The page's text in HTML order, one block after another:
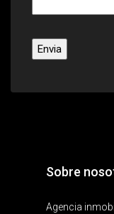
Sobre
Agencia